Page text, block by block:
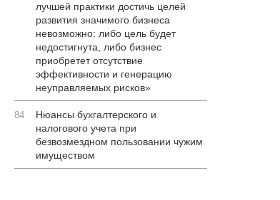
лучшей практики достичь целей
развития значимого бизнеса
невозможно: либо цель будет
недостигнута, либо бизнес
приобретет отсутствие
эффективности и генерацию
неуправляемых рисков»
84
Нюансы бухгалтерского и
налогового учета при
безвозмездном пользовании чужим
имуществом